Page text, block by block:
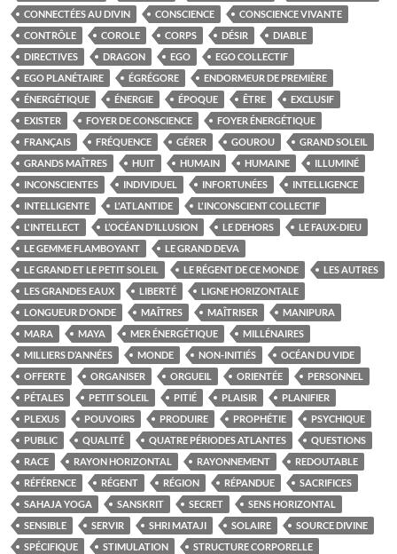
CONNECTÉES AU DIVIN CONSCIENCE
CONSCIENCE VIVANTE
CONTRÔLE
COROLE CORPS DÉSIR
DIABLE
DIRECTIVES
DRAGON EGO
EGO COLLECTIF
EGO PLANÉTAIRE
ÉGRÉGORE
ENDORMEUR DE PREMIÈRE
ÉNERGÉTIQUE
ÉNERGIE ÉPOQUE ÊTRE
EXCLUSIF
EXISTER
FOYER DE CONSCIENCE
FOYER ÉNERGÉTIQUE
FRANÇAIS
FRÉQUENCE GÉRER GOUROU
GRAND SOLEIL
GRANDS MAÎTRES
HUIT HUMAIN HUMAINE
ILLUMINÉ
INCONSCIENTES
INDIVIDUEL INFORTUNÉES
INTELLIGENCE
INTELLIGENTE
L'ATLANTIDE
L'INCONSCIENT COLLECTIF
L'INTELLECT
L’OCÉAN D’ILLUSION LE DEHORS
LE FAUX-DIEU
LE GEMME FLAMBOYANT
LE GRAND DEVA
LE GRAND ET LE PETIT SOLEIL
LE RÉGENT DE CE MONDE
LES AUTRES
LES GRANDES EAUX
LIBERTÉ
LIGNE HORIZONTALE
LONGUEUR D'ONDE
MAÎTRES MAÎTRISER
MANIPURA
MARA
MAYA MER ÉNERGÉTIQUE
MILLÉNAIRES
MILLIERS D’ANNÉES
MONDE NON-INITIÉS
OCÉAN DU VIDE
OFFERTE
ORGANISER ORGUEIL ORIENTÉE
PERSONNEL
PÉTALES
PETIT SOLEIL PITIÉ PLAISIR
PLANIFIER
PLEXUS
POUVOIRS PRODUIRE PROPHÉTIE
PSYCHIQUE
PUBLIC
QUALITÉ QUATRE PÉRIODES ATLANTES
QUESTIONS
RACE
RAYON HORIZONTAL RAYONNEMENT
REDOUTABLE
RÉFÉRENCE
RÉGENT RÉGION RÉPANDUE
SACRIFICES
SAHAJA YOGA
SANSKRIT SECRET
SENS HORIZONTAL
SENSIBLE
SERVIR SHRI MATAJI SOLAIRE
SOURCE DIVINE
SPÉCIFIQUE
STIMULATION
STRUCTURE CORPORELLE